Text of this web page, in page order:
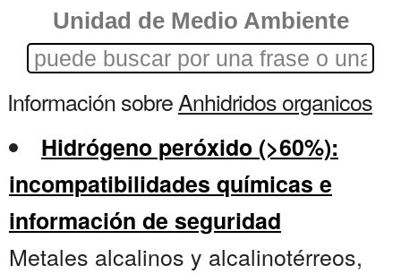
Unidad de Medio Ambiente
Información sobreAnhidridos organicos
Hidrógeno peróxido (>60%):
incompatibilidades químicas e
información de seguridad
Metales alcalinos y alcalinotérreos,